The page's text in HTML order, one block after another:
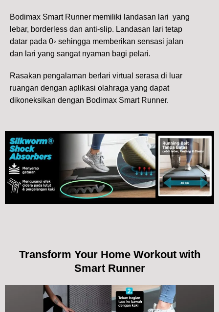
Bodimax Smart Runner memiliki landasan lari yang
lebar, borderless dan anti-slip. Landasan lari tetap
datar pada 0◦ sehingga memberikan sensasi jalan
dan lari yang sangat nyaman bagi pelari.
Rasakan pengalaman berlari virtual serasa di luar
ruangan dengan aplikasi olahraga yang dapat
dikoneksikan dengan Bodimax Smart Runner.
Transform Your Home Workout with
Smart Runner